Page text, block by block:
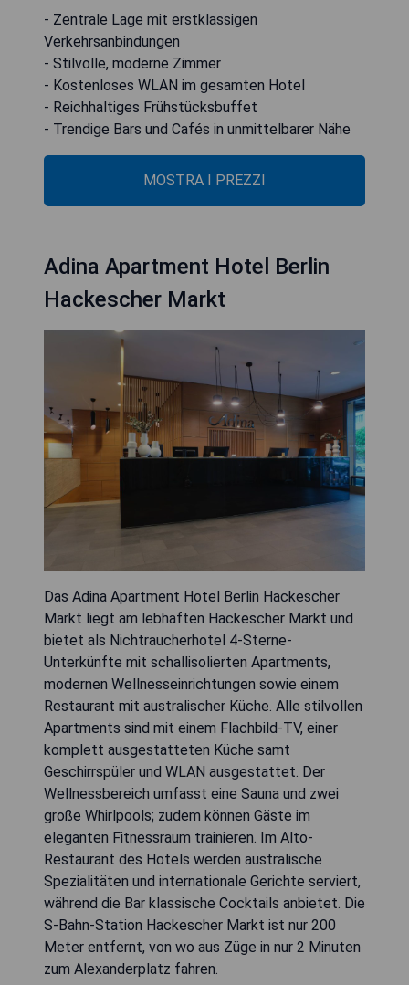
- Zentrale Lage mit erstklassigen
Verkehrsanbindungen
- Stilvolle, moderne Zimmer
- Kostenloses WLAN im gesamten Hotel
- Reichhaltiges Frühstücksbuffet
- Trendige Bars und Cafés in unmittelbarer Nähe
MOSTRA I PREZZI
Adina Apartment Hotel Berlin
Hackescher Markt
Das Adina Apartment Hotel Berlin Hackescher
Markt liegt am lebhaften Hackescher Markt und
bietet als Nichtraucherhotel 4-Sterne-
Unterkünfte mit schallisolierten Apartments,
modernen Wellnesseinrichtungen sowie einem
Restaurant mit australischer Küche. Alle stilvollen
Apartments sind mit einem Flachbild-TV, einer
komplett ausgestatteten Küche samt
Geschirrspüler und WLAN ausgestattet. Der
Wellnessbereich umfasst eine Sauna und zwei
große Whirlpools; zudem können Gäste im
eleganten Fitnessraum trainieren. Im Alto-
Restaurant des Hotels werden australische
Spezialitäten und internationale Gerichte serviert,
während die Bar klassische Cocktails anbietet. Die
S-Bahn-Station Hackescher Markt ist nur 200
Meter entfernt, von wo aus Züge in nur 2 Minuten
zum Alexanderplatz fahren.